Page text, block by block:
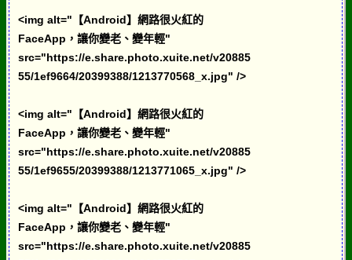
<img alt="【Android】網路很火紅的
FaceApp，讓你變老、變年輕"
src="https://e.share.photo.xuite.net/v20885
55/1ef9664/20399388/1213770568_x.jpg" />
<img alt="【Android】網路很火紅的
FaceApp，讓你變老、變年輕"
src="https://e.share.photo.xuite.net/v20885
55/1ef9655/20399388/1213771065_x.jpg" />
<img alt="【Android】網路很火紅的
FaceApp，讓你變老、變年輕"
src="https://e.share.photo.xuite.net/v20885